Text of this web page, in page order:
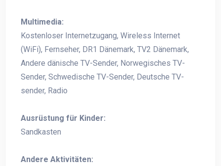
Multimedia:
Kostenloser Internetzugang, Wireless Internet
(WiFi), Fernseher, DR1 Dänemark, TV2 Dänemark,
Andere dänische TV-Sender, Norwegisches TV-
Sender, Schwedische TV-Sender, Deutsche TV-
sender, Radio
Ausrüstung für Kinder:
Sandkasten
Andere Aktivitäten: